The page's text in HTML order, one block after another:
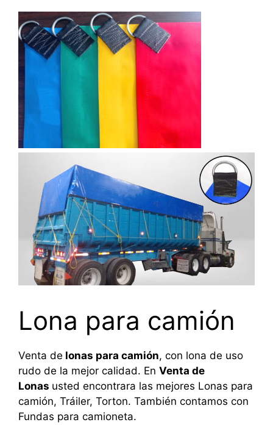
Lona para camión
Venta de lonas para camión, con lona de uso
rudo de la mejor calidad. En Venta de
Lonas usted encontrara las mejores Lonas para
camión, Tráiler, Torton. También contamos con
Fundas para camioneta.